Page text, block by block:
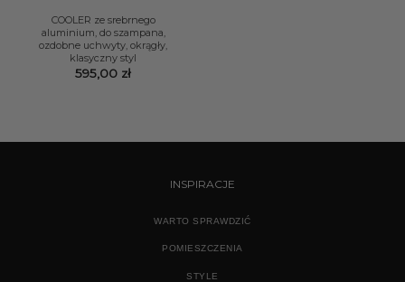
COOLER ze srebrnego
aluminium, do szampana,
ozdobne uchwyty, okrągły,
klasyczny styl
595,00 zł
INSPIRACJE
WARTO SPRAWDZIĆ
POMIESZCZENIA
STYLE